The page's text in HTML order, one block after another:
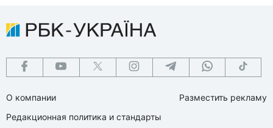
О компании
Редакционная политика и стандарты
Разместить рекламу